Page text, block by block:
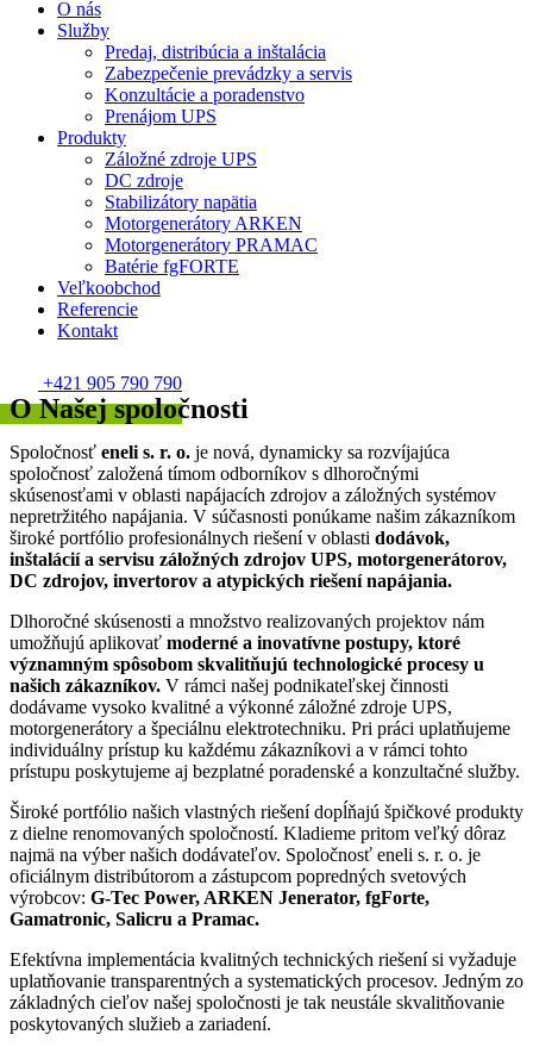
O nás
Služby
Predaj, distribúcia a inštalácia
Zabezpečenie prevádzky a servis
Konzultácie a poradenstvo
Prenájom UPS
Produkty
Záložné zdroje UPS
DC zdroje
Stabilizátory napätia
Motorgenerátory ARKEN
Motorgenerátory PRAMAC
Batérie fgFORTE
Veľkoobchod
Referencie
Kontakt
+421 905 790 790
O Našej spoločnosti
Spoločnosť eneli s. r. o. je nová, dynamicky sa rozvíjajúca
spoločnosť založená tímom odborníkov s dlhoročnými
skúsenosťami v oblasti napájacích zdrojov a záložných systémov
nepretržitého napájania. V súčasnosti ponúkame našim zákazníkom
široké portfólio profesionálnych riešení v oblasti dodávok,
inštalácií a servisu záložných zdrojov UPS, motorgenerátorov,
DC zdrojov, invertorov a atypických riešení napájania.
Dlhoročné skúsenosti a množstvo realizovaných projektov nám
umožňujú aplikovať moderné a inovatívne postupy, ktoré
významným spôsobom skvalitňujú technologické procesy u
našich zákazníkov. V rámci našej podnikateľskej činnosti
dodávame vysoko kvalitné a výkonné záložné zdroje UPS,
motorgenerátory a špeciálnu elektrotechniku. Pri práci uplatňujeme
individuálny prístup ku každému zákazníkovi a v rámci tohto
prístupu poskytujeme aj bezplatné poradenské a konzultačné služby.
Široké portfólio našich vlastných riešení dopĺňajú špičkové produkty
z dielne renomovaných spoločností. Kladieme pritom veľký dôraz
najmä na výber našich dodávateľov. Spoločnosť eneli s. r. o. je
oficiálnym distribútorom a zástupcom popredných svetových
výrobcov: G-Tec Power, ARKEN Jenerator, fgForte,
Gamatronic, Salicru a Pramac.
Efektívna implementácia kvalitných technických riešení si vyžaduje
uplatňovanie transparentných a systematických procesov. Jedným zo
základných cieľov našej spoločnosti je tak neustále skvalitňovanie
poskytovaných služieb a zariadení.